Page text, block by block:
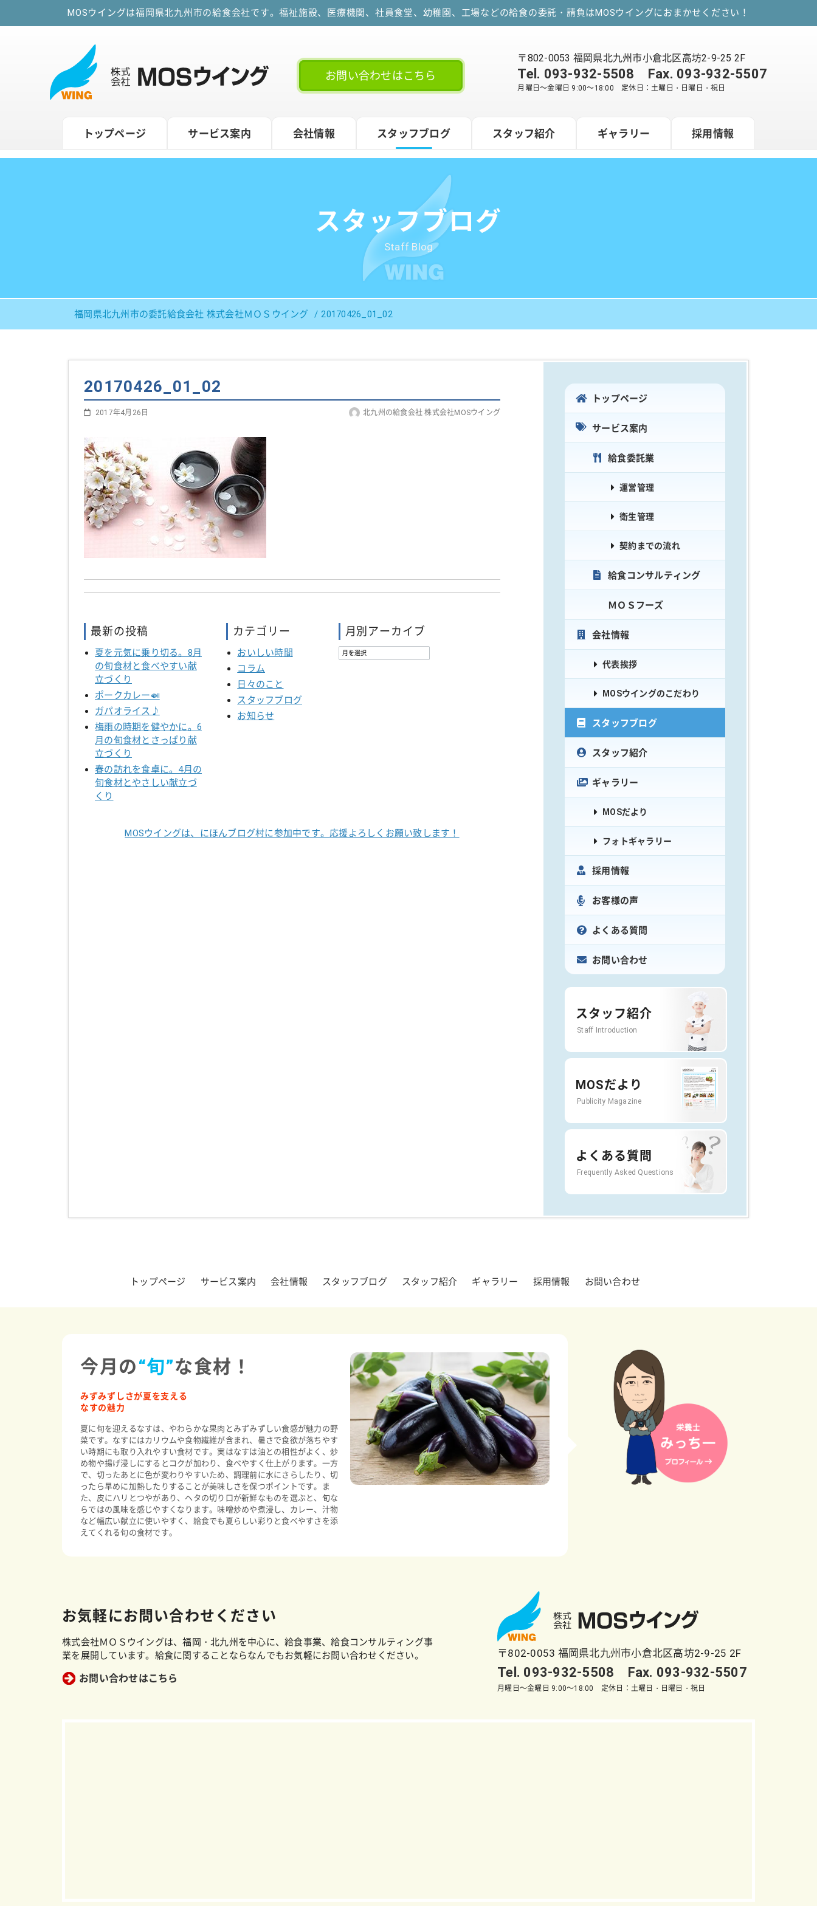
MOSウイングは福岡県北九州市の給食会社です。福祉施設、医療機関、社員食堂、幼稚園、工場などの給食の委託・請負はMOSウイングにおまかせください！
お問い合わせはこちら
〒802-0053 福岡県北九州市小倉北区高坊2-9-25 2F
Tel. 093-932-5508 Fax. 093-932-5507
月曜日～金曜日 9:00～18:00 定休日：土曜日・日曜日・祝日
トップページ サービス案内 会社情報 スタッフブログ スタッフ紹介 ギャラリー 採用情報
スタッフブログ
Staff Blog
福岡県北九州市の委託給食会社 株式会社ＭＯＳウイング 20170426_01_02
20170426_01_02
2017年4月26日 北九州の給食会社 株式会社MOSウイング
最新の投稿
夏を元気に乗り切る。8月
の旬食材と食べやすい献
立づくり
ポークカレー🍛
ガパオライス♪
梅雨の時期を健やかに。6
月の旬食材とさっぱり献
立づくり
春の訪れを食卓に。4月の
旬食材とやさしい献立づ
くり
カテゴリー
おいしい時間
コラム
日々のこと
スタッフブログ
お知らせ
月別アーカイブ
MOSウイングは、にほんブログ村に参加中です。 応援よろしくお願い致します！
トップページ
サービス案内
給食委託業
運営管理
衛生管理
契約までの流れ
給食コンサルティング
ＭＯＳフーズ
会社情報
代表挨拶
MOSウイングのこだわり
スタッフブログ
スタッフ紹介
ギャラリー
MOSだより
フォトギャラリー
採用情報
お客様の声
よくある質問
お問い合わせ
スタッフ紹介
Staff Introduction
MOSだより
Publicity Magazine
よくある質問
Frequently Asked Questions
トップページ サービス案内 会社情報 スタッフブログ スタッフ紹介 ギャラリー 採用情報 お問い合わせ
今月の“旬”な食材！
みずみずしさが夏を支える
なすの魅力
夏に旬を迎えるなすは、やわらかな果肉とみずみずしい食感が魅力の野
菜です。なすにはカリウムや食物繊維が含まれ、暑さで食欲が落ちやす
い時期にも取り入れやすい食材です。実はなすは油との相性がよく、炒
め物や揚げ浸しにするとコクが加わり、食べやすく仕上がります。一方
で、切ったあとに色が変わりやすいため、調理前に水にさらしたり、切
ったら早めに加熱したりすることが美味しさを保つポイントです。ま
た、皮にハリとつやがあり、ヘタの切り口が新鮮なものを選ぶと、旬な
らではの風味を感じやすくなります。味噌炒めや煮浸し、カレー、汁物
など幅広い献立に使いやすく、給食でも夏らしい彩りと食べやすさを添
えてくれる旬の食材です。
お気軽にお問い合わせください
株式会社ＭＯＳウイングは、福岡・北九州を中心に、給食事業、給食コンサルティング事
業を展開しています。給食に関することならなんでもお気軽にお問い合わせください。
お問い合わせはこちら
〒802-0053 福岡県北九州市小倉北区高坊2-9-25 2F
Tel. 093-932-5508 Fax. 093-932-5507
月曜日～金曜日 9:00～18:00 定休日：土曜日・日曜日・祝日